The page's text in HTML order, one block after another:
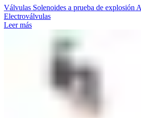
Válvulas Solenoides a prueba de explosión
Electroválvulas
Leer más